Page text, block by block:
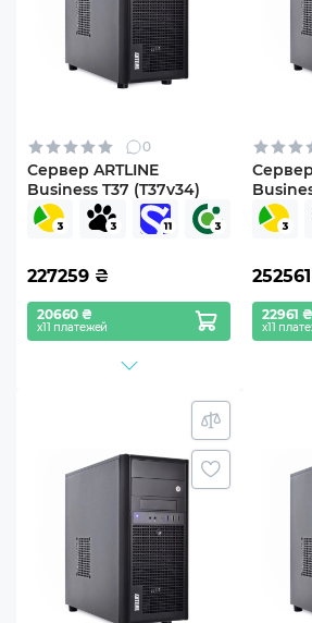
0
Сервер ARTLINE
Business T37 (T37v34)
227259 ₴
20660 ₴
х11 платежей
252561
22961 ₴
х11